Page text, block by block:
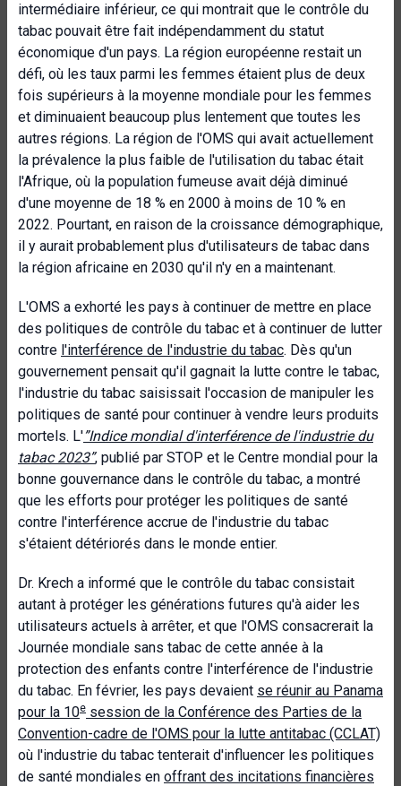
intermédiaire inférieur, ce qui montrait que le contrôle du
tabac pouvait être fait indépendamment du statut
économique d'un pays. La région européenne restait un
défi, où les taux parmi les femmes étaient plus de deux
fois supérieurs à la moyenne mondiale pour les femmes
et diminuaient beaucoup plus lentement que toutes les
autres régions. La région de l'OMS qui avait actuellement
la prévalence la plus faible de l'utilisation du tabac était
l'Afrique, où la population fumeuse avait déjà diminué
d'une moyenne de 18 % en 2000 à moins de 10 % en
2022. Pourtant, en raison de la croissance démographique,
il y aurait probablement plus d'utilisateurs de tabac dans
la région africaine en 2030 qu'il n'y en a maintenant.
L'OMS a exhorté les pays à continuer de mettre en place
des politiques de contrôle du tabac et à continuer de lutter
contre l'interférence de l'industrie du tabac. Dès qu'un
gouvernement pensait qu'il gagnait la lutte contre le tabac,
l'industrie du tabac saisissait l'occasion de manipuler les
politiques de santé pour continuer à vendre leurs produits
mortels. L'”Indice mondial d'interférence de l'industrie du
tabac 2023”, publié par STOP et le Centre mondial pour la
bonne gouvernance dans le contrôle du tabac, a montré
que les efforts pour protéger les politiques de santé
contre l'interférence accrue de l'industrie du tabac
s'étaient détériorés dans le monde entier.
Dr. Krech a informé que le contrôle du tabac consistait
autant à protéger les générations futures qu'à aider les
utilisateurs actuels à arrêter, et que l'OMS consacrerait la
Journée mondiale sans tabac de cette année à la
protection des enfants contre l'interférence de l'industrie
du tabac. En février, les pays devaient se réunir au Panama
pour la 10e session de la Conférence des Parties de la
Convention-cadre de l'OMS pour la lutte antitabac (CCLAT)
où l'industrie du tabac tenterait d'influencer les politiques
de santé mondiales en offrant des incitations financières